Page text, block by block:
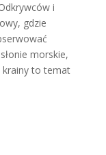
i
gdzie
morskie,
krainy to temat